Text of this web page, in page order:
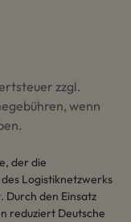
zzgl.
wenn
der die
Logistiknetzwerks
Durch den Einsatz
reduziert Deutsche